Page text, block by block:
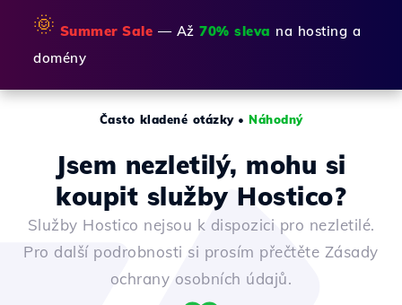
🌞 Summer Sale — Až 70% sleva na hosting a
domény
Často kladené otázky• Náhodný
Jsem nezletilý, mohu si
koupit služby Hostico?
Služby Hostico nejsou k dispozici pro nezletilé.
Pro další podrobnosti si prosím přečtěte Zásady
ochrany osobních údajů.